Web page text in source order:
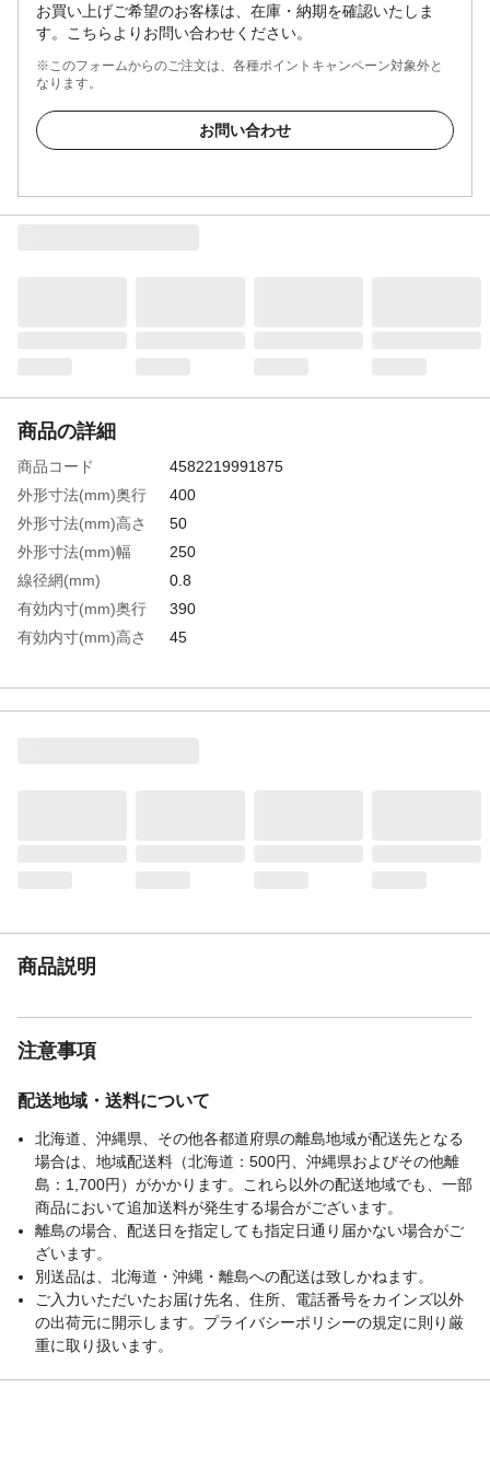
お買い上げご希望のお客様は、在庫・納期を確認いたしま
す。こちらよりお問い合わせください。
※このフォームからのご注文は、各種ポイントキャンペーン対象外と
なります。
お問い合わせ
商品の詳細
商品コード
4582219991875
外形寸法(mm)奥行
400
外形寸法(mm)高さ
50
外形寸法(mm)幅
250
線径網(mm)
0.8
有効内寸(mm)奥行
390
有効内寸(mm)高さ
45
生産国
日本
商品説明
注意事項
配送地域・送料について
北海道、沖縄県、その他各都道府県の離島地域が配送先となる
場合は、地域配送料（北海道：500円、沖縄県およびその他離
島：1,700円）がかかります。これら以外の配送地域でも、一部
商品において追加送料が発生する場合がございます。
離島の場合、配送日を指定しても指定日通り届かない場合がご
ざいます。
別送品は、北海道・沖縄・離島への配送は致しかねます。
ご入力いただいたお届け先名、住所、電話番号をカインズ以外
の出荷元に開示します。プライバシーポリシーの規定に則り厳
重に取り扱います。